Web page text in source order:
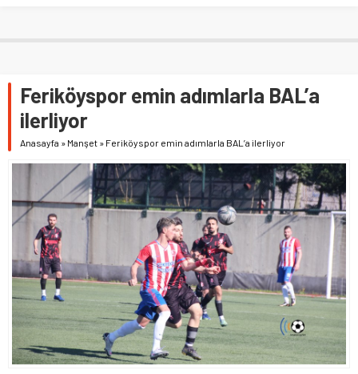
Feriköyspor emin adımlarla BAL’a
ilerliyor
Anasayfa » Manşet » Feriköyspor emin adımlarla BAL’a ilerliyor